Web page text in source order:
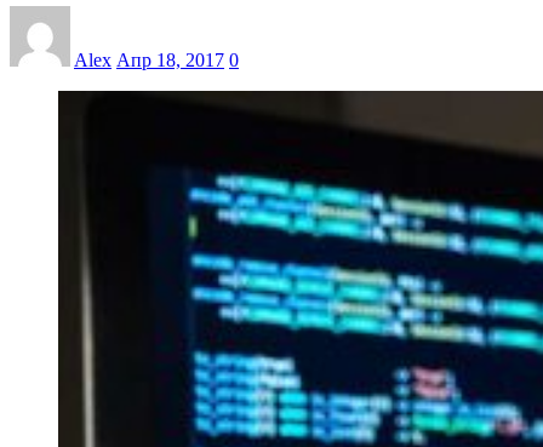
Alex Апр 18, 2017 0